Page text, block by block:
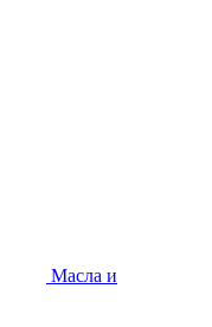
Масла и